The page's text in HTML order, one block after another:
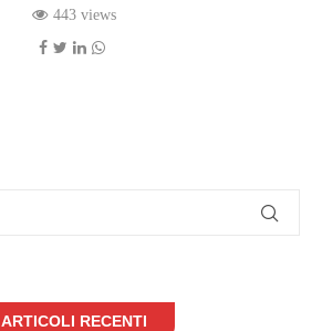
443 views
ARTICOLI RECENTI